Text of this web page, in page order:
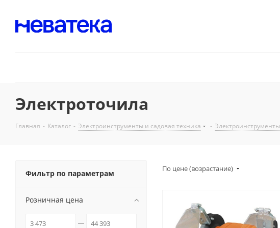
Электроточила
Главная - Каталог - Электроинструменты и садовая техника - Электроинструменты
По цене (возрастание)
Фильтр по параметрам
Розничная цена